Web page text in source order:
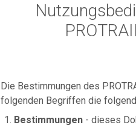
Die Bestimmungen des
folgenden Begriffen die
Bestimmungen- dieses